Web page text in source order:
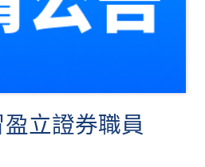
立證券職員